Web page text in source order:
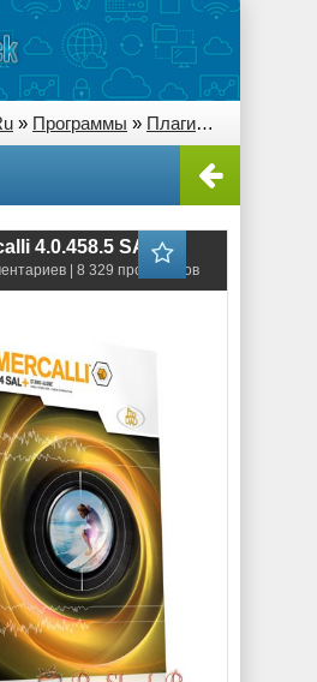
» Программы » Плагины (Plug-ins)
4.0.458.5 SAL
| 8 329 просмотров